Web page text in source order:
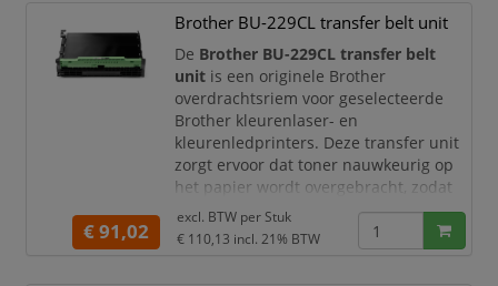
documenten scherp, egaal en
professioneel worden afgedrukt.
Met een capaciteit van circa300.000
pagina’sis de K
Brother BU-229CL transfer belt unit
De Brother BU-229CL transfer belt
unit is een originele Brother
overdrachtsriem voor geselecteerde
Brother kleurenlaser- en
kleurenledprinters. Deze transfer unit
zorgt ervoor dat toner nauwkeurig op
het papier wordt overgebracht, zodat
zakelijke documenten, rapporten,
presentaties, offertes, formulieren en
administratieve afdrukken scherp,
€ 91,02
excl. BTW per Stuk
€ 110,13 incl. 21% BTW